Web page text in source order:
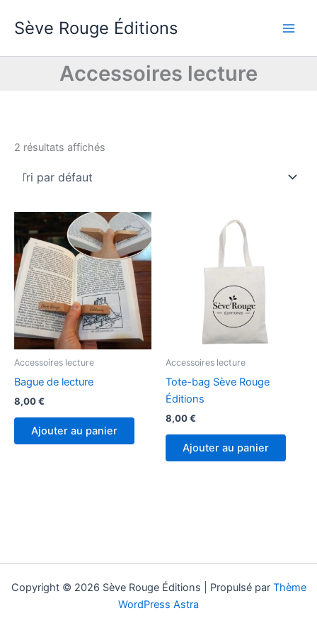
Sève Rouge Éditions
Accessoires lecture
2 résultats affichés
Accessoires lecture
Bague de lecture
8,00€
Ajouter au panier
Accessoires lecture
Tote-bag Sève Rouge
Éditions
8,00€
Ajouter au panier
Copyright © 2026 Sève Rouge Éditions | Propulsé par Thème
WordPress Astra